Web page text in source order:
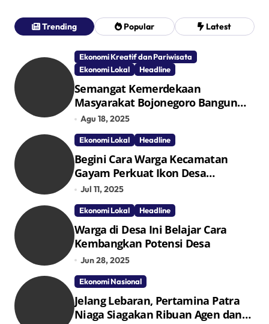
Trending Popular Latest
Ekonomi Kreatif dan Pariwisata
Ekonomi Lokal
Headline
Semangat Kemerdekaan
Masyarakat Bojonegoro Bangun
Desa Mandiri Ekonomi
Agu 18, 2025
Ekonomi Lokal Headline
Begini Cara Warga Kecamatan
Gayam Perkuat Ikon Desa
Penggerak Ekonomi Lokal Melalui
TPID
Jul 11, 2025
Ekonomi Lokal Headline
Warga di Desa Ini Belajar Cara
Kembangkan Potensi Desa
Jun 28, 2025
Ekonomi Nasional
Jelang Lebaran, Pertamina Patra
Niaga Siagakan Ribuan Agen dan